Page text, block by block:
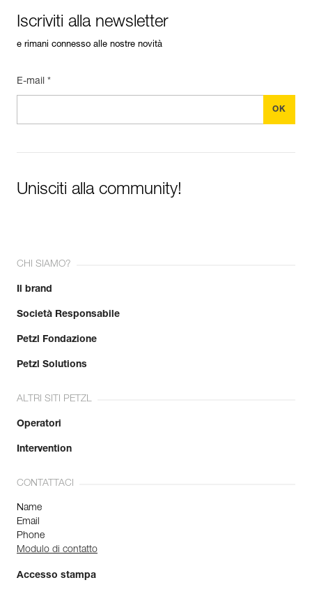
Iscriviti alla newsletter
e rimani connesso alle nostre novità
E-mail *
Unisciti alla community!
CHI SIAMO?
Il brand
Società Responsabile
Petzl Fondazione
Petzl Solutions
ALTRI SITI PETZL
Operatori
Intervention
CONTATTACI
Name
Email
Phone
Modulo di contatto
Accesso stampa